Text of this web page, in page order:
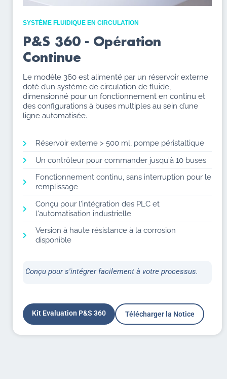
SYSTÈME FLUIDIQUE EN CIRCULATION
P&S 360 - Opération
Continue
Le modèle 360 est alimenté par un réservoir externe
doté d’un système de circulation de fluide,
dimensionné pour un fonctionnement en continu et
des configurations à buses multiples au sein d’une
ligne automatisée.
Réservoir externe > 500 ml, pompe péristaltique
Un contrôleur pour commander jusqu'à 10 buses
Fonctionnement continu, sans interruption pour le
remplissage
Conçu pour l'intégration des PLC et
l'automatisation industrielle
Version à haute résistance à la corrosion
disponible
Conçu pour s'intégrer facilement à votre processus.
Kit Evaluation P&S 360 Télécharger la Notice